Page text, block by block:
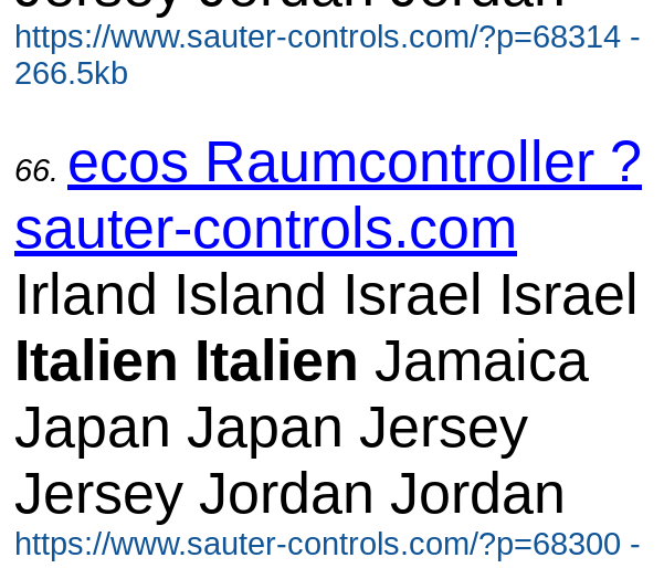
https://www.sauter-controls.com/?p=68314 -
266.5kb
66. ecos Raumcontroller ?
sauter-controls.com
Irland Island Israel Israel
Italien Italien Jamaica
Japan Japan Jersey
Jersey Jordan Jordan
https://www.sauter-controls.com/?p=68300 -